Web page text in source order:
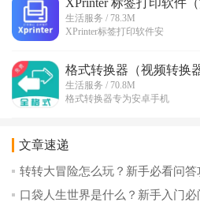
XPrinter 标签打印软件（
生活服务 / 78.3M
XPrinter标签打印软件安
格式转换器（视频转换器
生活服务 / 70.8M
格式转换器专为安卓手机
文章速递
转转大冒险怎么玩？新手必看问答
口袋人生世界是什么？新手入门必